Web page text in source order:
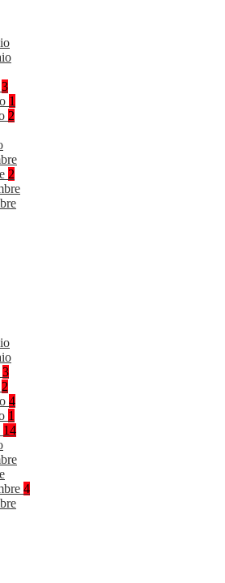
3
1
2
2
3
2
4
1
14
4